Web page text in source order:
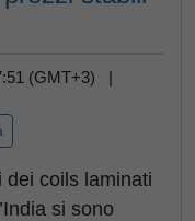
(GMT+3) |
dei coils laminati
si sono